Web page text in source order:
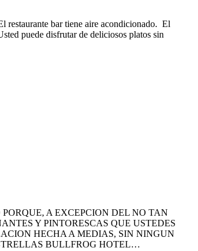
restaurante bar tiene aire acondicionado. El
puede disfrutar de deliciosos platos sin
A EXCEPCION DEL NO TAN
Y PINTORESCAS QUE USTEDES
HECHA A MEDIAS, SIN NINGUN
BULLFROG HOTEL…